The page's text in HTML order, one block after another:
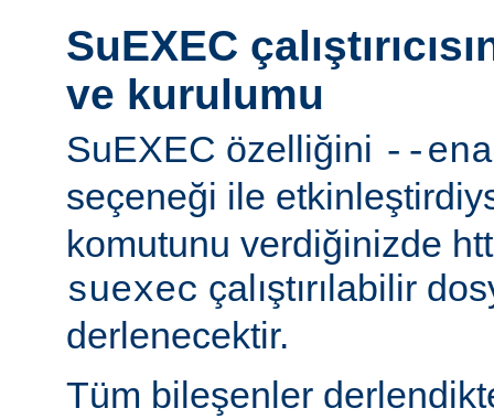
SuEXEC
ve kurulumu
SuEXEC özelliğini --
seçeneği ile
komutunu verdiğinizde
suexec çalıştırılabilir
derlenecektir.
Tüm bileşenler